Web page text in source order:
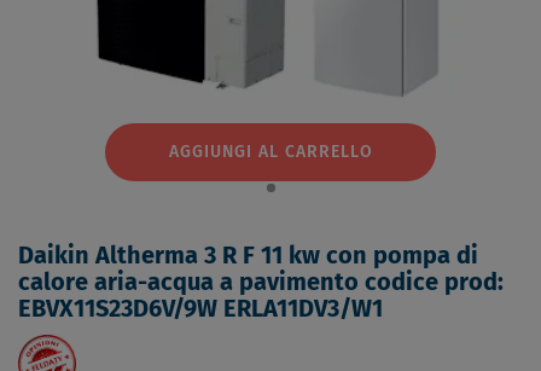
AGGIUNGI AL CARRELLO
Daikin Altherma 3 R F 11 kw con pompa di
calore aria-acqua a pavimento codice prod:
EBVX11S23D6V/9W ERLA11DV3/W1